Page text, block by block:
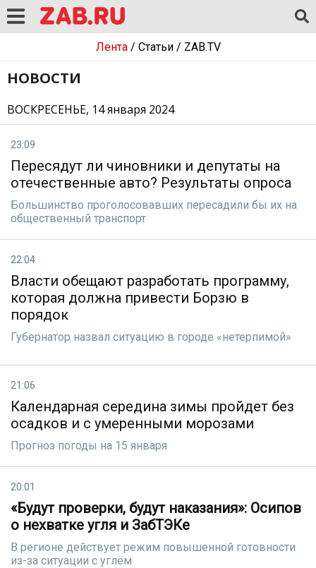
Лента/ Статьи/ ZAB.TV
НОВОСТИ
ВОСКРЕСЕНЬЕ, 14 января 2024
23:09
Пересядут ли чиновники и депутаты на
отечественные авто? Результаты опроса
Большинство проголосовавших пересадили бы их на
общественный транспорт
22:04
Власти обещают разработать программу,
которая должна привести Борзю в
порядок
Губернатор назвал ситуацию в городе «нетерпимой»
21:06
Календарная середина зимы пройдет без
осадков и с умеренными морозами
Прогноз погоды на 15 января
20:01
«Будут проверки, будут наказания»: Осипов
о нехватке угля и ЗабТЭКе
В регионе действует режим повышенной готовности
из-за ситуации с углём